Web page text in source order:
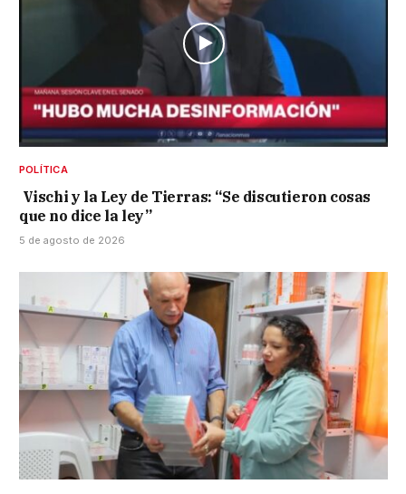
POLÍTICA
Vischi y la Ley de Tierras: “Se discutieron cosas
que no dice la ley”
5 de agosto de 2026